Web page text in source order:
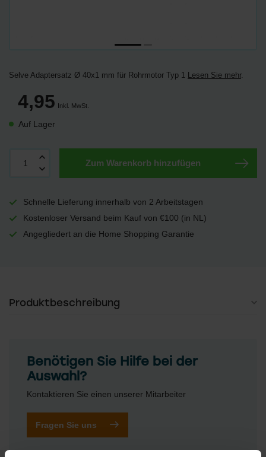
Selve Adaptersatz Ø 40x1 mm für Rohrmotor Typ 1 Lesen Sie mehr.
4,95 Inkl. MwSt.
Auf Lager
Zum Warenkorb hinzufügen
Schnelle Lieferung innerhalb von 2 Arbeitstagen
Kostenloser Versand beim Kauf von €100 (in NL)
Angegliedert an die Home Shopping Garantie
Produktbeschreibung
Benötigen Sie Hilfe bei der
Auswahl?
Kontaktieren Sie einen unserer Mitarbeiter
Fragen Sie uns